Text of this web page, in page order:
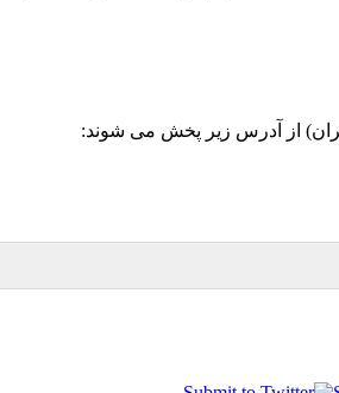
) از آدرس زیر پخش می شوند: